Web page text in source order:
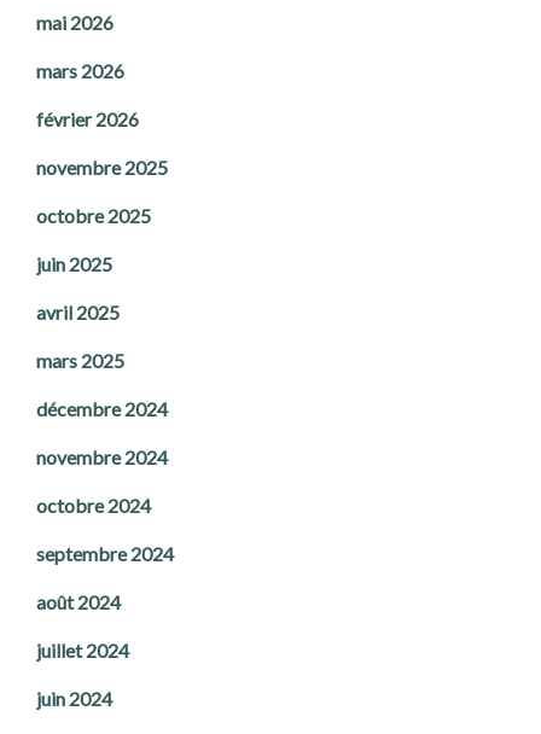
mai 2026
mars 2026
février 2026
novembre 2025
octobre 2025
juin 2025
avril 2025
mars 2025
décembre 2024
novembre 2024
octobre 2024
septembre 2024
août 2024
juillet 2024
juin 2024